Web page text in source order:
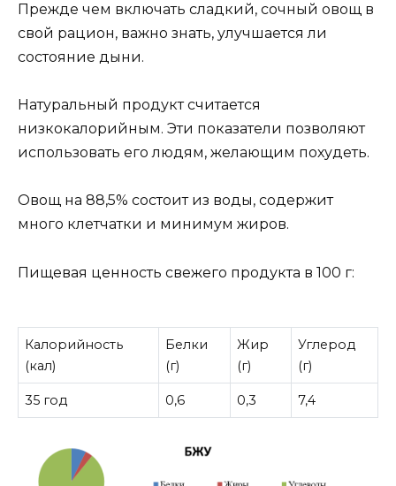
Прежде чем включать сладкий, сочный овощ в
свой рацион, важно знать, улучшается ли
состояние дыни.
Натуральный продукт считается
низкокалорийным. Эти показатели позволяют
использовать его людям, желающим похудеть.
Овощ на 88,5% состоит из воды, содержит
много клетчатки и минимум жиров.
Пищевая ценность свежего продукта в 100 г:
Калорийность
(кал)
Белки
(г)
Жир
(г)
Углерод
(г)
35 год 0,6 0,3 7,4